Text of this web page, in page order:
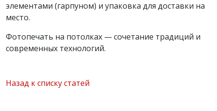
элементами (гарпуном) и упаковка для доставки на
место.
Фотопечать на потолках — сочетание традиций и
современных технологий.
Назад к списку статей